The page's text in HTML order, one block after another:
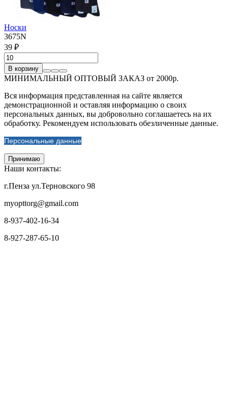
Носки
3675N
39 ₽
В корзину
МИНИМАЛЬНЫЙ ОПТОВЫЙ ЗАКАЗ от 2000р.
Вся информация представленная на сайте является
демонстрационной и оставляя информацию о своих
персональных данных, вы добровольно соглашаетесь на их
обработку. Рекомендуем использовать обезличенные данные.
Персональные данные
Принимаю
Наши контакты:
г.Пенза ул.Терновского 98
myopttorg@gmail.com
8-937-402-16-34
8-927-287-65-10